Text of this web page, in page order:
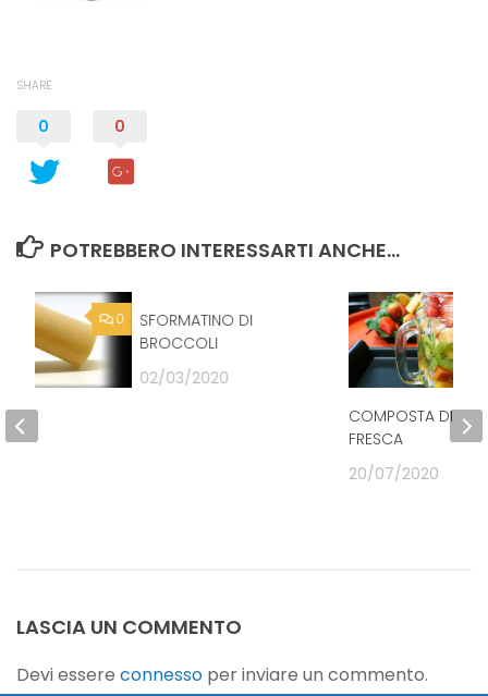
SHARE
0 0
POTREBBERO INTERESSARTI ANCHE...
SFORMATINO DI
BROCCOLI
02/03/2020
COMPOSTA DI
FRESCA
20/07/2020
0
” IN
LASCIA UN COMMENTO
Devi essere connesso per inviare un commento.